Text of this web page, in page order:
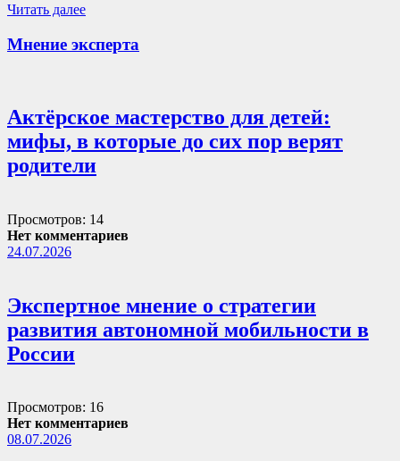
Читать далее
Мнение эксперта
Актёрское мастерство для детей:
мифы, в которые до сих пор верят
родители
Просмотров: 14
Нет комментариев
24.07.2026
Экспертное мнение о стратегии
развития автономной мобильности в
России
Просмотров: 16
Нет комментариев
08.07.2026